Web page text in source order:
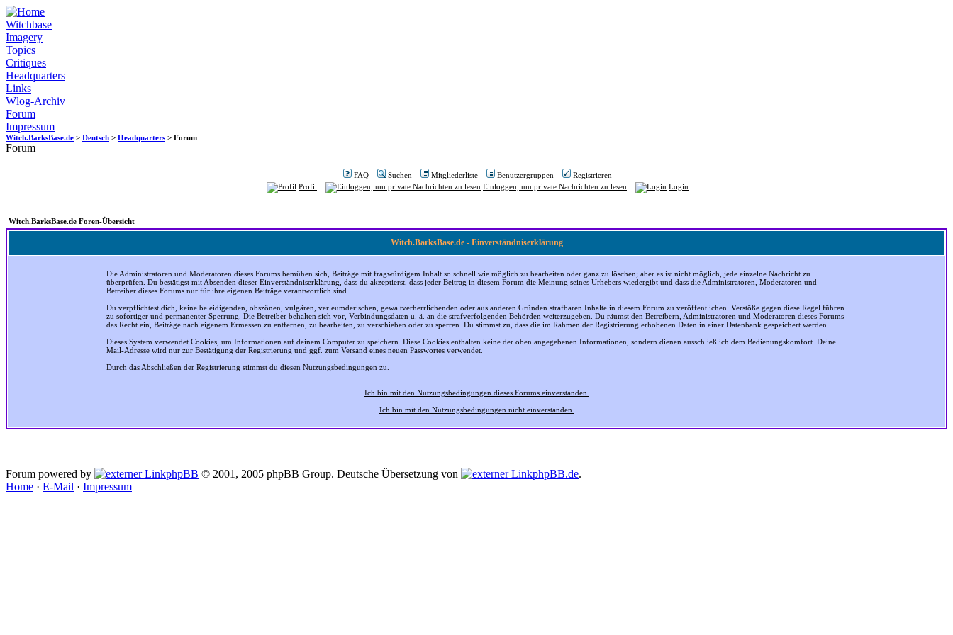
Witchbase
Imagery
Topics
Critiques
Headquarters
Links
Wlog-Archiv
Forum
Impressum
Witch.BarksBase.de > Deutsch > Headquarters > Forum
Forum
FAQ Suchen Mitgliederliste Benutzergruppen
Registrieren
Profil
Einloggen, um private Nachrichten zu lesen Login
Witch.BarksBase.de Foren-Übersicht
Witch.BarksBase.de - Einverständniserklärung
Die Administratoren und Moderatoren dieses Forums bemühen sich, Beiträge mit fragwürdigem Inhalt so schnell wie möglich zu bearbeiten oder ganz zu löschen; aber es ist nicht möglich, jede einzelne Nachricht zu
überprüfen. Du bestätigst mit Absenden dieser Einverständniserklärung, dass du akzeptierst, dass jeder Beitrag in diesem Forum die Meinung seines Urhebers wiedergibt und dass die Administratoren, Moderatoren und
Betreiber dieses Forums nur für ihre eigenen Beiträge verantwortlich sind.
Du verpflichtest dich, keine beleidigenden, obszönen, vulgären, verleumderischen, gewaltverherrlichenden oder aus anderen Gründen strafbaren Inhalte in diesem Forum zu veröffentlichen. Verstöße gegen diese Regel führen
zu sofortiger und permanenter Sperrung. Die Betreiber behalten sich vor, Verbindungsdaten u. ä. an die strafverfolgenden Behörden weiterzugeben. Du räumst den Betreibern, Administratoren und Moderatoren dieses Forums
das Recht ein, Beiträge nach eigenem Ermessen zu entfernen, zu bearbeiten, zu verschieben oder zu sperren. Du stimmst zu, dass die im Rahmen der Registrierung erhobenen Daten in einer Datenbank gespeichert werden.
Dieses System verwendet Cookies, um Informationen auf deinem Computer zu speichern. Diese Cookies enthalten keine der oben angegebenen Informationen, sondern dienen ausschließlich dem Bedienungskomfort. Deine
Mail-Adresse wird nur zur Bestätigung der Registrierung und ggf. zum Versand eines neuen Passwortes verwendet.
Durch das Abschließen der Registrierung stimmst du diesen Nutzungsbedingungen zu.
Ich bin mit den Nutzungsbedingungen dieses Forums einverstanden.
Ich bin mit den Nutzungsbedingungen nicht einverstanden.
Forum powered by phpBB © 2001, 2005 phpBB Group. Deutsche Übersetzung von phpBB.de.
Home · E-Mail · Impressum